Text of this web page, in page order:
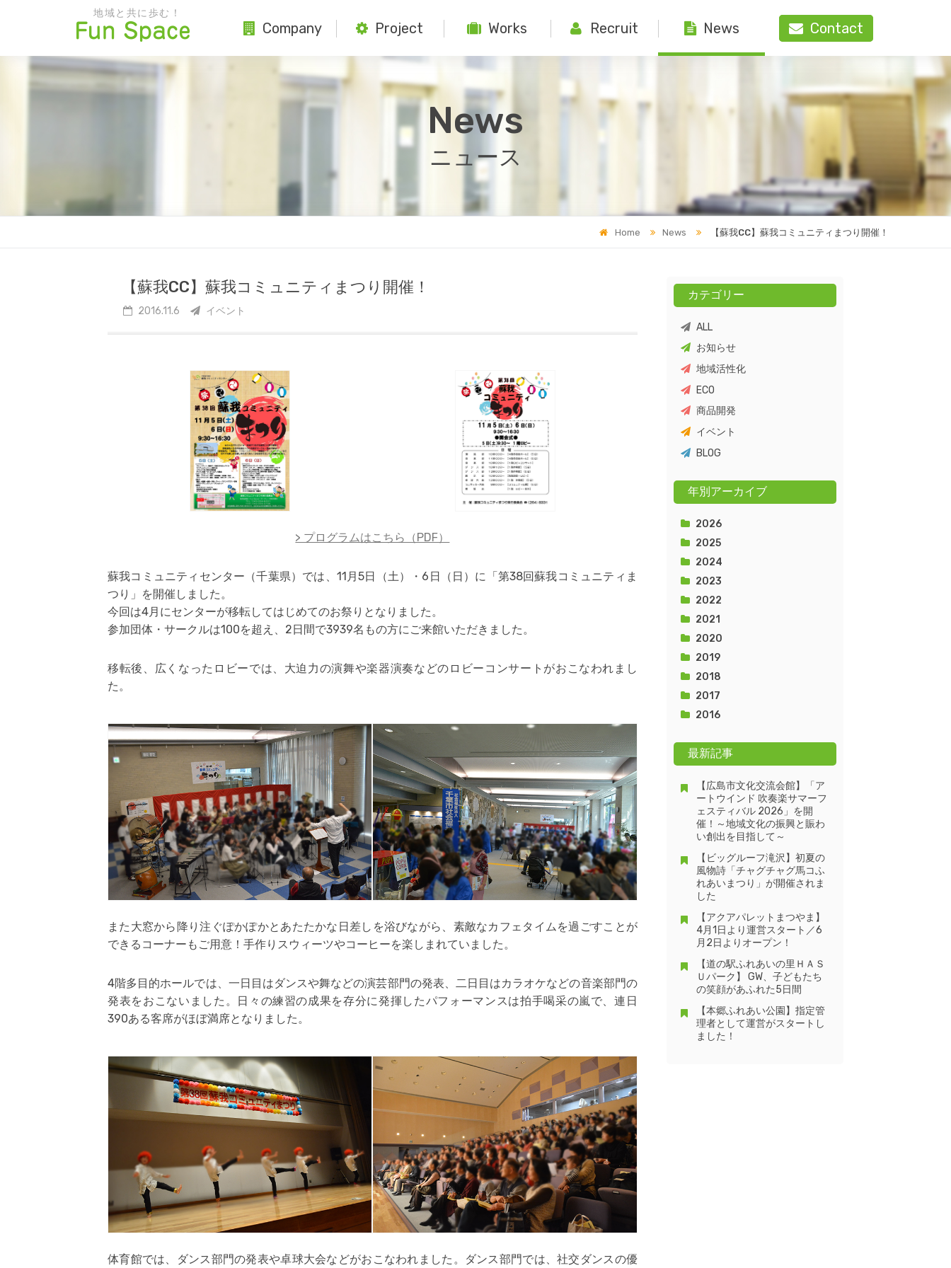
地域と共に歩む！
Company Project Works Recruit News Contact
News
ニュース
Home News 【蘇我CC】蘇我コミュニティまつり開催！
【蘇我CC】蘇我コミュニティまつり開催！
2016.11.6 イベント
> プログラムはこちら（PDF）
蘇我コミュニティセンター（千葉県）では、11月5日（土）・6日（日）に「第38回蘇我コミュニティま
つり」を開催しました。
今回は4月にセンターが移転してはじめてのお祭りとなりました。
参加団体・サークルは100を超え、2日間で3939名もの方にご来館いただきました。
移転後、広くなったロビーでは、大迫力の演舞や楽器演奏などのロビーコンサートがおこなわれまし
た。
また大窓から降り注ぐぽかぽかとあたたかな日差しを浴びながら、素敵なカフェタイムを過ごすことが
できるコーナーもご用意！手作りスウィーツやコーヒーを楽しまれていました。
4階多目的ホールでは、一日目はダンスや舞などの演芸部門の発表、二日目はカラオケなどの音楽部門の
発表をおこないました。日々の練習の成果を存分に発揮したパフォーマンスは拍手喝采の嵐で、連日
390ある客席がほぼ満席となりました。
体育館では、ダンス部門の発表や卓球大会などがおこなわれました。ダンス部門では、社交ダンスの優
カテゴリー
ALL
お知らせ
地域活性化
ECO
商品開発
イベント
BLOG
年別アーカイブ
2026
2025
2024
2023
2022
2021
2020
2019
2018
2017
2016
最新記事
【広島市文化交流会館】「ア
ートウインド 吹奏楽サマーフ
ェスティバル 2026」を開
催！～地域文化の振興と賑わ
い創出を目指して～
【ビッグルーフ滝沢】初夏の
風物詩「チャグチャグ馬コふ
れあいまつり」が開催されま
した
【アクアパレットまつやま】
4月1日より運営スタート／6
月2日よりオープン！
【道の駅ふれあいの里ＨＡＳ
Ｕパーク】 GW、子どもたち
の笑顔があふれた5日間
【本郷ふれあい公園】指定管
理者として運営がスタートし
ました！